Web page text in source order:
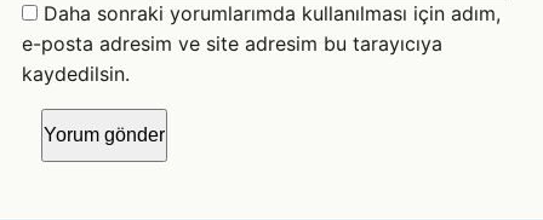
Daha sonraki yorumlarımda kullanılması için adım,
e-posta adresim ve site adresim bu tarayıcıya
kaydedilsin.